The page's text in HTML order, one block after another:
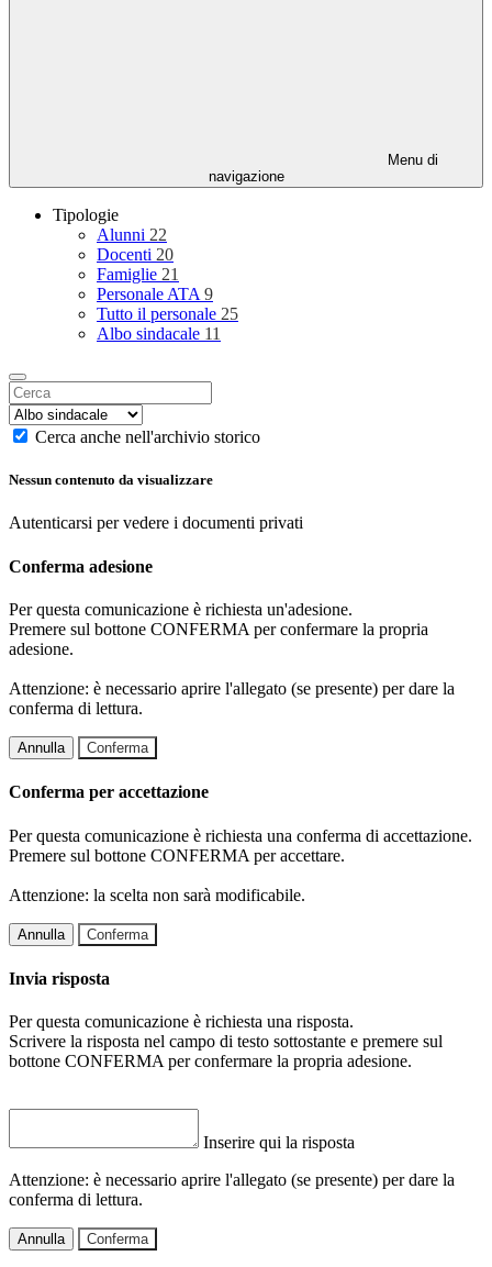
Menu di
navigazione
Tipologie
Alunni 22
Docenti 20
Famiglie 21
Personale ATA 9
Tutto il personale 25
Albo sindacale 11
Cerca anche nell'archivio storico
Nessun contenuto da visualizzare
Autenticarsi per vedere i documenti privati
Conferma adesione
Per questa comunicazione è richiesta un'adesione.
Premere sul bottone CONFERMA per confermare la propria
adesione.
Attenzione: è necessario aprire l'allegato (se presente) per dare la
conferma di lettura.
Annulla Conferma
Conferma per accettazione
Per questa comunicazione è richiesta una conferma di accettazione.
Premere sul bottone CONFERMA per accettare.
Attenzione: la scelta non sarà modificabile.
Annulla Conferma
Invia risposta
Per questa comunicazione è richiesta una risposta.
Scrivere la risposta nel campo di testo sottostante e premere sul
bottone CONFERMA per confermare la propria adesione.
Inserire qui la risposta
Attenzione: è necessario aprire l'allegato (se presente) per dare la
conferma di lettura.
Annulla Conferma